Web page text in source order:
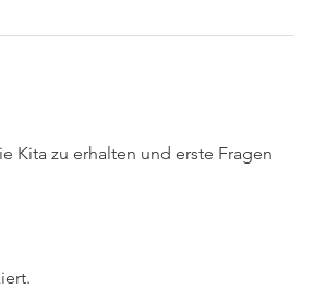
Kita zu erhalten und erste Fragen